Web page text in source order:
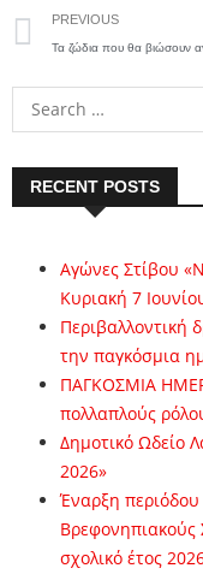
PREVIOUS
RECENT POSTS
Αγώνες Στίβου
Κυριακή 7
την παγκόσμια
ΠΑΓΚΟΣΜΙΑ
πολλαπλούς
Δημοτικό Ωδείο
2026»
Έναρξη
Βρεφονηπιακούς
σχολικό έτος